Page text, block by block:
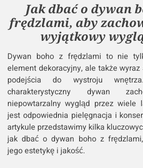
Jak dbać o dywan
frędzlami, aby
wyjątkowy
Dywan boho z frędzlami to nie
element dekoracyjny, ale także
podejścia do wystroju
charakterystyczny dywan
niepowtarzalny wygląd przez wiele
jest odpowiednia pielęgnacja i
artykule przedstawimy kilka
jak dbać o dywan boho z
jego estetykę i jakość.